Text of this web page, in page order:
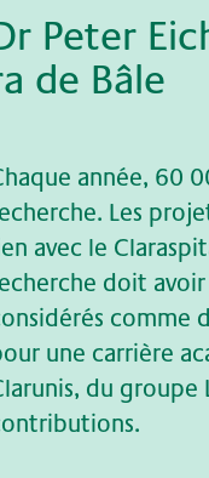
Pe­ter
de Bâle
année, 60
Les
avec le
doit
comme
une carrière
du groupe